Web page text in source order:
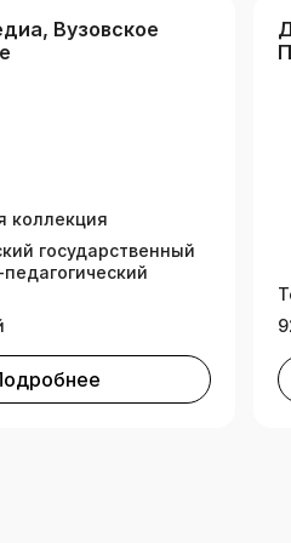
Вузовское
коллекция
государственный